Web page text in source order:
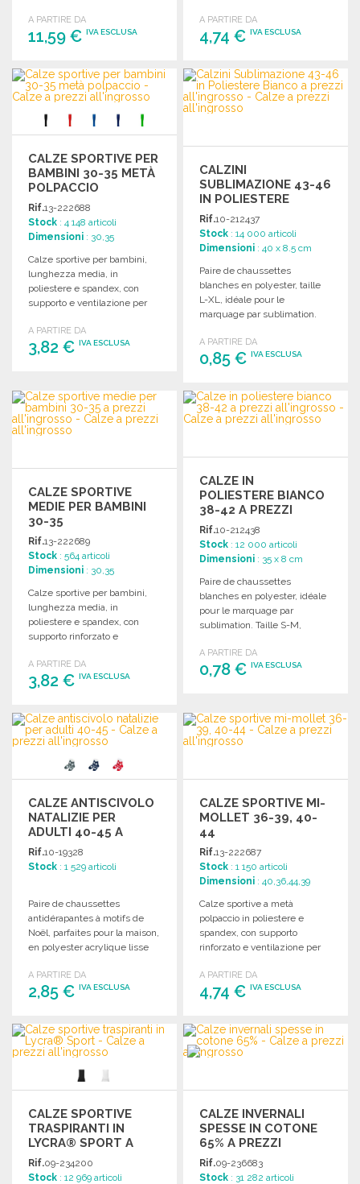
A PARTIRE DA
11,59 € IVA ESCLUSA
ORDINARE
Richiedi un preventivo
40-44.
A PARTIRE DA
4,74 €IVA ESCLUSA
ORDINARE
Richiedi un preventivo
CALZE SPORTIVE PER
BAMBINI 30-35 METÀ
POLPACCIO
Rif.13-222688
Stock : 4 148 articoli
Dimensioni : 30,35
Calze sportive per bambini,
lunghezza media, in
poliestere e spandex, con
supporto e ventilazione per
l'attività sportiva. Taglie: 30-
35.
A PARTIRE DA
3,82 € IVA ESCLUSA
Richiedi un preventivo
CALZINI
SUBLIMAZIONE 43-46
IN POLIESTERE
BIANCO A PREZZI
ALL'INGROSSO
Rif.10-212437
Stock : 14 000 articoli
Dimensioni : 40 x 8.5 cm
Paire de chaussettes
blanches en polyester, taille
L-XL, idéale pour le
marquage par sublimation.
personnalisations.
A PARTIRE DA
0,85 €IVA ESCLUSA
ORDINARE
Richiedi un preventivo
CALZE SPORTIVE
MEDIE PER BAMBINI
30-35
Rif.13-222689
Stock : 564 articoli
Dimensioni : 30,35
Calze sportive per bambini,
lunghezza media, in
poliestere e spandex, con
supporto rinforzato e
A PARTIRE DA
3,82 € IVA ESCLUSA
ORDINARE
Richiedi un preventivo
CALZE IN
POLIESTERE BIANCO
38-42 A PREZZI
ALL'INGROSSO
Rif.10-212438
Stock : 12 000 articoli
Dimensioni : 35 x 8 cm
Paire de chaussettes
blanches en polyester, idéale
pour le marquage par
sublimation. Taille S-M,
personnalisation.
A PARTIRE DA
0,78 €IVA ESCLUSA
Richiedi un preventivo
CALZE ANTISCIVOLO
NATALIZIE PER
ADULTI 40-45 A
PREZZI
ALL'INGROSSO
Rif.10-19328
Stock : 1 529 articoli
Paire de chaussettes
antidérapantes à motifs de
Noël, parfaites pour la maison,
en polyester acrylique lisse
A PARTIRE DA
2,85 € IVA ESCLUSA
ORDINARE
Richiedi un preventivo
CALZE SPORTIVE MI-
MOLLET 36-39, 40-
44
Rif.13-222687
Stock : 1 150 articoli
Dimensioni : 40,36,44,39
Calze sportive a metà
polpaccio in poliestere e
spandex, con supporto
rinforzato e ventilazione per
l'attività fisica. Disponibili in
diverse taglie.
A PARTIRE DA
4,74 €IVA ESCLUSA
ORDINARE
Richiedi un preventivo
CALZE SPORTIVE
TRASPIRANTI IN
LYCRA® SPORT A
PREZZI
ALL'INGROSSO
Rif.09-234200
Stock : 12 969 articoli
CALZE INVERNALI
SPESSE IN COTONE
65% A PREZZI
ALL'INGROSSO
Rif.09-236683
Stock : 31 282 articoli